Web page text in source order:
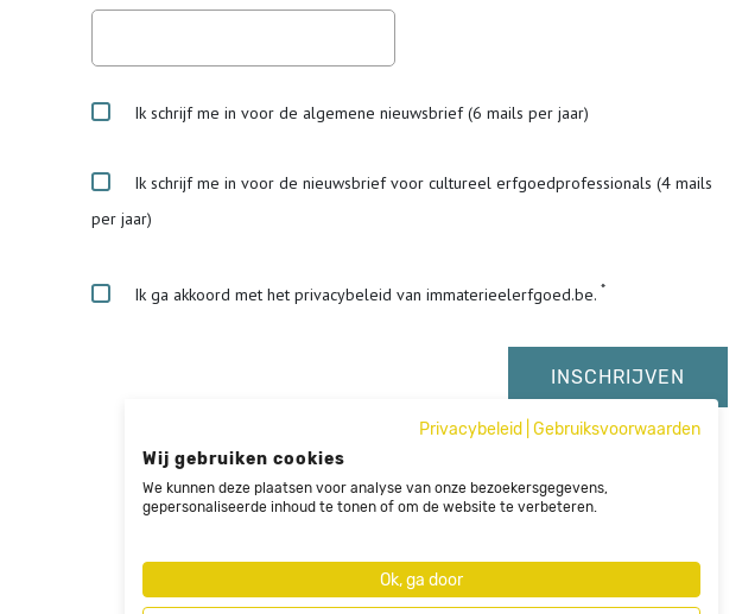
Ik schrijf me in voor de algemene nieuwsbrief (6 mails per jaar)
Ik schrijf me in voor de nieuwsbrief voor cultureel erfgoedprofessionals (4 mails
per jaar)
Ik ga akkoord met het privacybeleid van immaterieelerfgoed.be.
Privacybeleid
Gebruiksvoorwaarden
Wij gebruiken cookies
We kunnen deze plaatsen voor analyse van onze bezoekersgegevens,
gepersonaliseerde inhoud te tonen of om de website te verbeteren.
Ok, ga door